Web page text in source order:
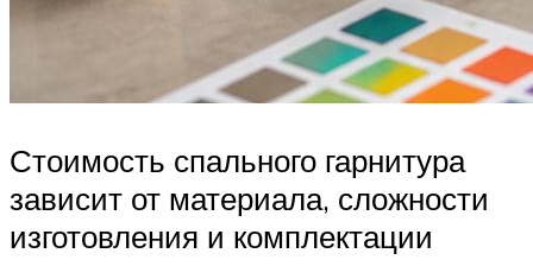
Стоимость спального гарнитура
зависит от материала, сложности
изготовления и комплектации